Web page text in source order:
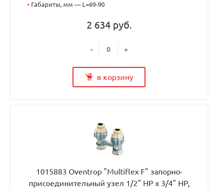
• Габариты, мм — L=69-90
2 634 руб.
- +
в корзину
1015883 Oventrop "Multiflex F" запорно-
присоединительный узел 1/2" НР x 3/4" НР,